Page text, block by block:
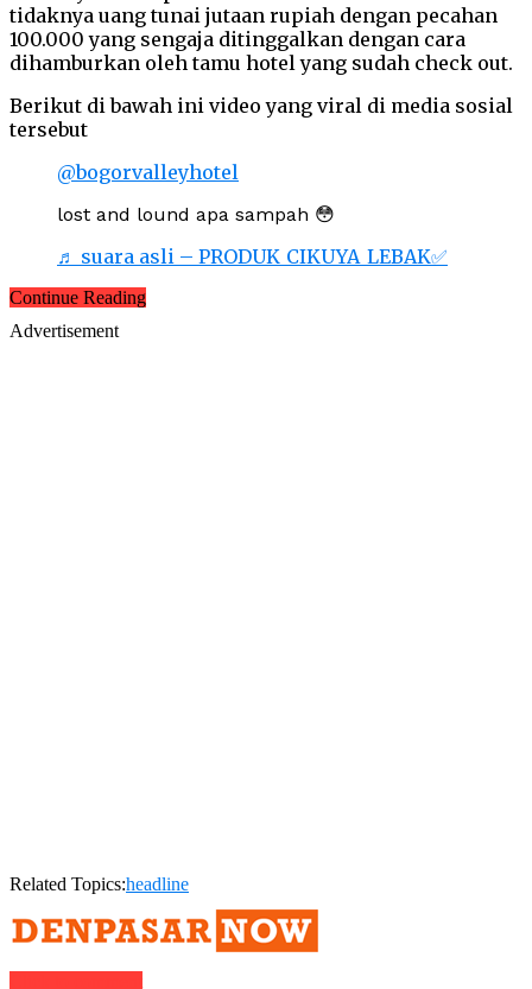
tidaknya uang tunai jutaan rupiah dengan pecahan
100.000 yang sengaja ditinggalkan dengan cara
dihamburkan oleh tamu hotel yang sudah check out.
Berikut di bawah ini video yang viral di media sosial
tersebut
@bogorvalleyhotel
lost and lound apa sampah 😳
♬ suara asli – PRODUK_CIKUYA_LEBAK✅
Continue Reading
Advertisement
Related Topics:headline